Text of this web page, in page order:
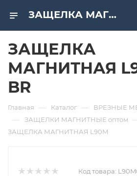
ЗАЩЕЛКА МАГНИТНАЯ L90M BR. Дверная и мебельная фурнитура САМИР-КИЛИТ | Оптовые поставки
ЗАЩЕЛКА
МАГНИТНАЯ
BR
Главная — Каталог — ВРЕЗНЫЕ
— ЗАЩЕЛКИ МАГНИТНЫЕ оптом
ЗАЩЕЛКА МАГНИТНАЯ L90M
Код товара: